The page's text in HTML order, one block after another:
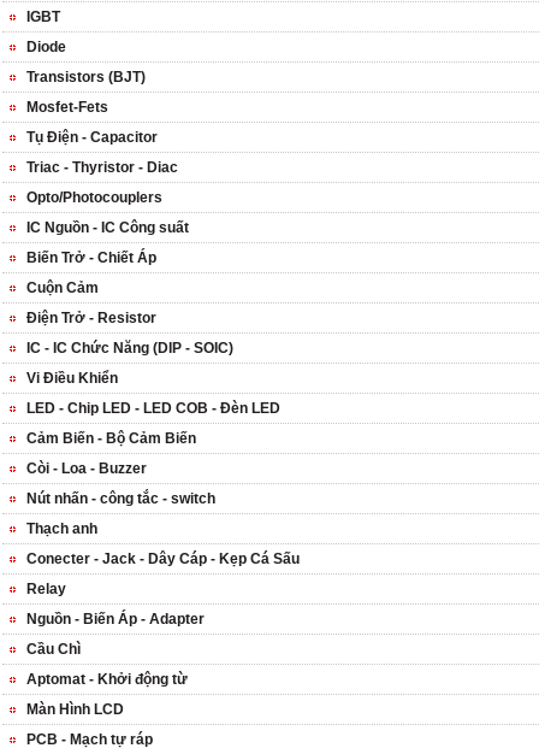
IGBT
Diode
Transistors (BJT)
Mosfet-Fets
Tụ Điện - Capacitor
Triac - Thyristor - Diac
Opto/Photocouplers
IC Nguồn - IC Công suất
Biến Trở - Chiết Áp
Cuộn Cảm
Điện Trở - Resistor
IC - IC Chức Năng (DIP - SOIC)
Vi Điều Khiển
LED - Chip LED - LED COB - Đèn LED
Cảm Biến - Bộ Cảm Biến
Còi - Loa - Buzzer
Nút nhấn - công tắc - switch
Thạch anh
Conecter - Jack - Dây Cáp - Kẹp Cá Sấu
Relay
Nguồn - Biến Áp - Adapter
Cầu Chì
Aptomat - Khởi động từ
Màn Hình LCD
PCB - Mạch tự ráp